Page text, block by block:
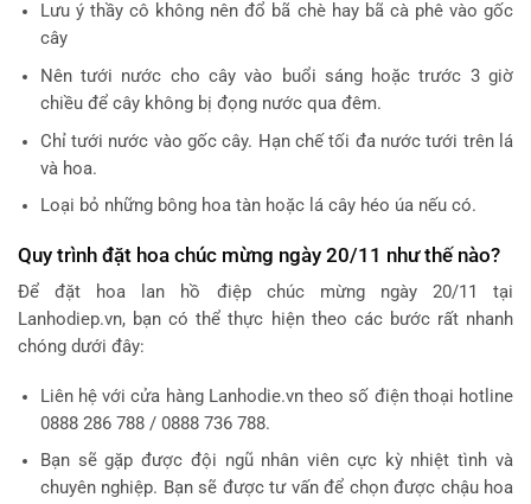
Lưu ý thầy cô không nên đổ bã chè hay bã cà phê vào gốc
cây
Nên tưới nước cho cây vào buổi sáng hoặc trước 3 giờ
chiều để cây không bị đọng nước qua đêm.
Chỉ tưới nước vào gốc cây. Hạn chế tối đa nước tưới trên lá
và hoa.
Loại bỏ những bông hoa tàn hoặc lá cây héo úa nếu có.
Quy trình đặt hoa chúc mừng ngày 20/11 như thế nào?
Để đặt hoa lan hồ điệp chúc mừng ngày 20/11 tại
Lanhodiep.vn, bạn có thể thực hiện theo các bước rất nhanh
chóng dưới đây:
Liên hệ với cửa hàng Lanhodie.vn theo số điện thoại hotline
0888 286 788 / 0888 736 788.
Bạn sẽ gặp được đội ngũ nhân viên cực kỳ nhiệt tình và
chuyên nghiệp. Bạn sẽ được tư vấn để chọn được chậu hoa